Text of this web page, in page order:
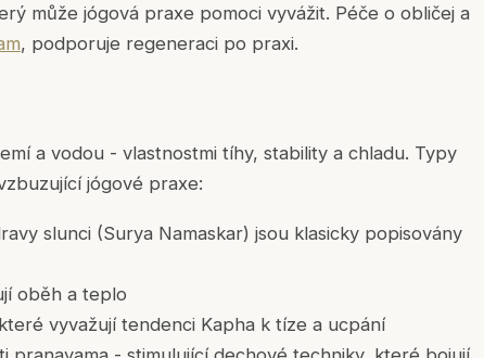
může jógová praxe pomoci vyvážit. Péče o obličej a
, podporuje regeneraci po praxi.
a vodou - vlastnostmi tíhy, stability a chladu. Typy
jógové praxe:
slunci (Surya Namaskar) jsou klasicky popisovány
oběh a teplo
vyvažují tendenci Kapha k tíze a ucpání